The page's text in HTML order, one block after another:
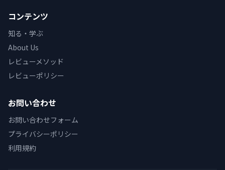
コンテンツ
知る・学ぶ
About Us
レビューメソッド
レビューポリシー
お問い合わせ
お問い合わせフォーム
プライバシーポリシー
利用規約